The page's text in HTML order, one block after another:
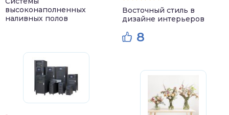
высоконаполненных
наливных полов
Восточный стиль в
дизайне интерьеров
8